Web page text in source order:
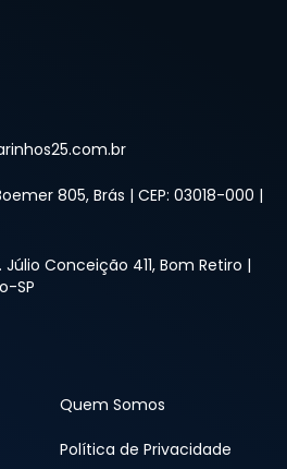
805, Brás | CEP: 03018-000 |
Júlio Conceição 411, Bom Retiro |
SP
Quem Somos
Política de Privacidade